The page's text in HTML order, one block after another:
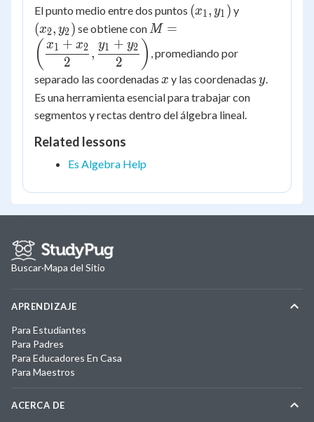
El punto medio entre dos puntos (x_1,
(x1, y1 ) y(x_2,
(x2, y2 ) se obtiene con M = \left(
{2},
\dfrac{y_1+y_2}
{2} \right)
M =
( 2
x1 + x2 ,
2
y1 + y2 ) , promediando por
separado las coordenadas x
x y las coordenadas y
y.
Es una herramienta esencial para trabajar con
segmentos y rectas dentro del álgebra lineal.
Related lessons
Es Algebra Help
Buscar·Mapa del Sitio
APRENDIZAJE
Para Estudiantes
Para Padres
Para Educadores En Casa
Para Maestros
ACERCA DE